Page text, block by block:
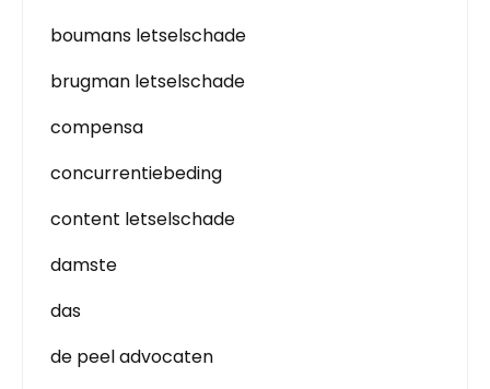
boumans letselschade
brugman letselschade
compensa
concurrentiebeding
content letselschade
damste
das
de peel advocaten